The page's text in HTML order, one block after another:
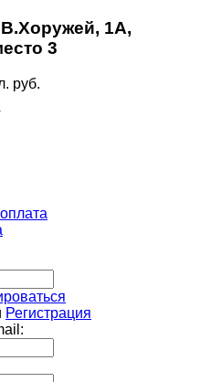
1А,
3
руб.
Регистрация